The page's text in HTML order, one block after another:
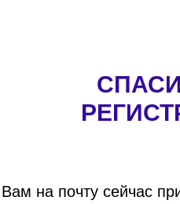
Вам на почту сейчас